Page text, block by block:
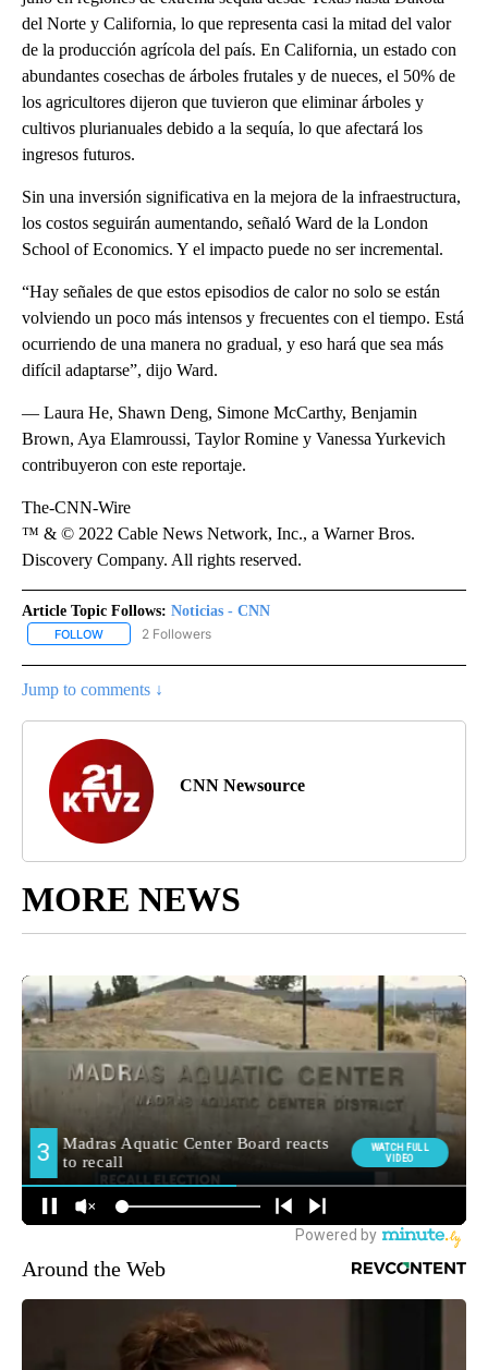
del Norte y California, lo que representa casi la mitad del valor
de la producción agrícola del país. En California, un estado con
abundantes cosechas de árboles frutales y de nueces, el 50% de
los agricultores dijeron que tuvieron que eliminar árboles y
cultivos plurianuales debido a la sequía, lo que afectará los
ingresos futuros.
Sin una inversión significativa en la mejora de la infraestructura,
los costos seguirán aumentando, señaló Ward de la London
School of Economics. Y el impacto puede no ser incremental.
“Hay señales de que estos episodios de calor no solo se están
volviendo un poco más intensos y frecuentes con el tiempo. Está
ocurriendo de una manera no gradual, y eso hará que sea más
difícil adaptarse”, dijo Ward.
— Laura He, Shawn Deng, Simone McCarthy, Benjamin
Brown, Aya Elamroussi, Taylor Romine y Vanessa Yurkevich
contribuyeron con este reportaje.
The-CNN-Wire
™ & © 2022 Cable News Network, Inc., a Warner Bros.
Discovery Company. All rights reserved.
Article Topic Follows: Noticias - CNN
FOLLOW FOLLOW "NOTICIAS - CNN" TO RECEIVE NOTIFICATIONS ABOUT
2 Followers
Jump to comments ↓
CNN Newsource
MORE NEWS
Around the Web